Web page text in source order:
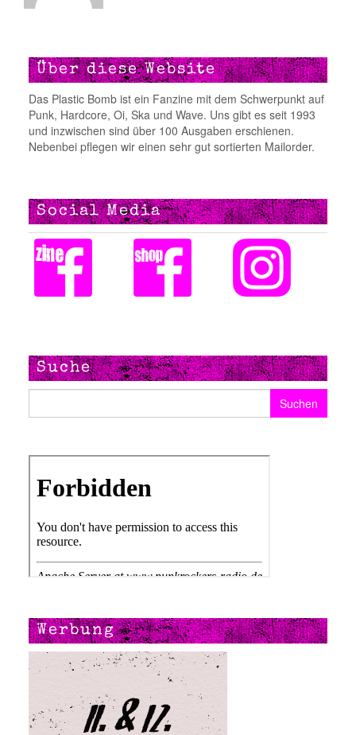
Über diese Website
Das Plastic Bomb ist ein Fanzine mit dem Schwerpunkt auf
Punk, Hardcore, Oi, Ska und Wave. Uns gibt es seit 1993
und inzwischen sind über 100 Ausgaben erschienen.
Nebenbei pflegen wir einen sehr gut sortierten Mailorder.
Social Media
Suche
Werbung